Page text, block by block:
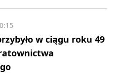
w ciągu roku 49